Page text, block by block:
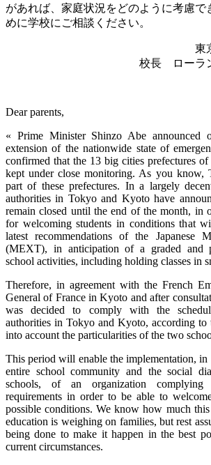
があれば、家庭状況をどのように考慮で
めに学校にご相談ください。
東
校長 ローラ
Dear parents,
« Prime Minister Shinzo Abe
extension of the nationwide state of
confirmed that the 13 big cities prefectures
kept under close monitoring. As you know,
part of these prefectures. In a largely
authorities in Tokyo and Kyoto have
remain closed until the end of the month, in
for welcoming students in conditions that
latest recommendations of the Japanese
(MEXT), in anticipation of a graded and
school activities, including holding classes in
Therefore, in agreement with the French
General of France in Kyoto and after
was decided to comply with the
authorities in Tokyo and Kyoto, according
into account the particularities of the two
This period will enable the implementation,
entire school community and the social
schools, of an organization
requirements in order to be able to
possible conditions. We know how much
education is weighing on families, but rest
being done to make it happen in the best
current circumstances.